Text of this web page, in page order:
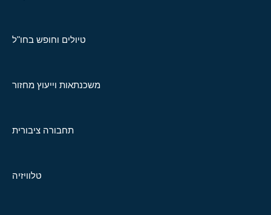
טיולים וחופש בחו"ל
משכנתאות וייעוץ מחזור
תחבורה ציבורית
טלוויזיה